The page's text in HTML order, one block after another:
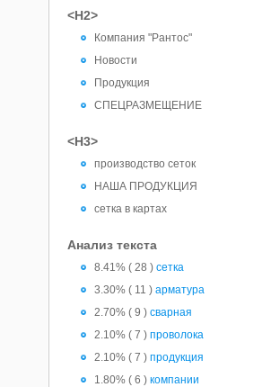
<H2>
Компания "Рантос"
Новости
Продукция
СПЕЦРАЗМЕЩЕНИЕ
<H3>
производство сеток
НАША ПРОДУКЦИЯ
сетка в картах
Анализ текста
8.41% ( 28 ) сетка
3.30% ( 11 ) арматура
2.70% ( 9 ) сварная
2.10% ( 7 ) проволока
2.10% ( 7 ) продукция
1.80% ( 6 ) компании